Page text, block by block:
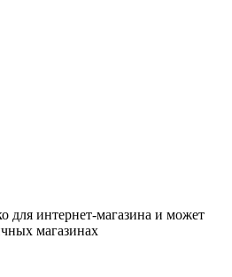
для интернет-магазина и может
магазинах